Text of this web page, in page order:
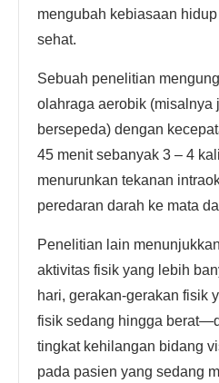
mengubah kebiasaan
sehat.
Sebuah penelitian
olahraga aerobik (misalnya
bersepeda) dengan
45 menit sebanyak 3 – 4
menurunkan tekanan
peredaran darah ke mata
Penelitian lain
aktivitas fisik yang lebih
hari, gerakan-gerakan fisik
fisik sedang hingga
tingkat kehilangan bidang
pada pasien yang sedang